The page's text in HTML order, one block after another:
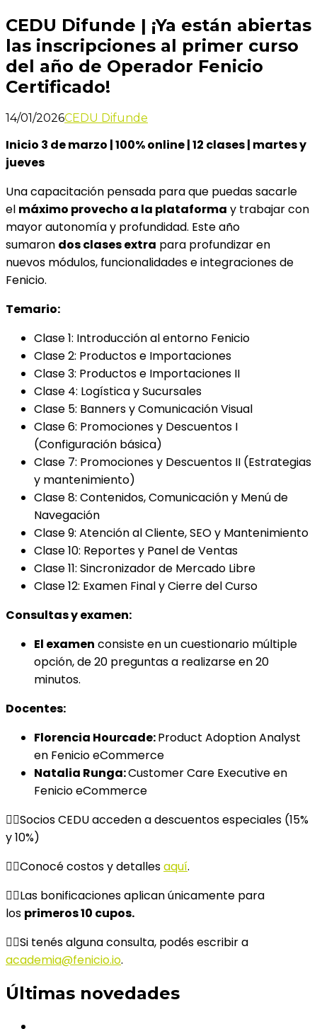
CEDU Difunde | ¡Ya están abiertas
las inscripciones al primer curso
del año de Operador Fenicio
Certificado!
14/01/2026CEDU Difunde
Inicio 3 de marzo | 100% online | 12 clases | martes y
jueves
Una capacitación pensada para que puedas sacarle
el máximo provecho a la plataforma y trabajar con
mayor autonomía y profundidad. Este año
sumaron dos clases extra para profundizar en
nuevos módulos, funcionalidades e integraciones de
Fenicio.
Temario:
Clase 1: Introducción al entorno Fenicio
Clase 2: Productos e Importaciones
Clase 3: Productos e Importaciones II
Clase 4: Logística y Sucursales
Clase 5: Banners y Comunicación Visual
Clase 6: Promociones y Descuentos I
(Configuración básica)
Clase 7: Promociones y Descuentos II (Estrategias
y mantenimiento)
Clase 8: Contenidos, Comunicación y Menú de
Navegación
Clase 9: Atención al Cliente, SEO y Mantenimiento
Clase 10: Reportes y Panel de Ventas
Clase 11: Sincronizador de Mercado Libre
Clase 12: Examen Final y Cierre del Curso
Consultas y examen:
El examen consiste en un cuestionario múltiple
opción, de 20 preguntas a realizarse en 20
minutos.
Docentes:
Florencia Hourcade:Product Adoption Analyst
en Fenicio eCommerce
Natalia Runga:Customer Care Executive en
Fenicio eCommerce
👉🏼Socios CEDU acceden a descuentos especiales (15%
y 10%)
👉🏼Conocé costos y detallesaquí.
👉🏼Las bonificaciones aplican únicamente para
los primeros 10 cupos.
👉🏼Si tenés alguna consulta, podés escribir a
academia@fenicio.io.
Últimas novedades